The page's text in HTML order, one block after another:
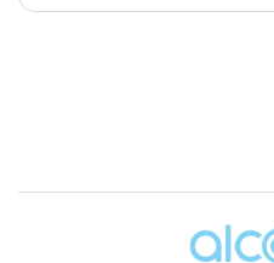
Brands Carousel